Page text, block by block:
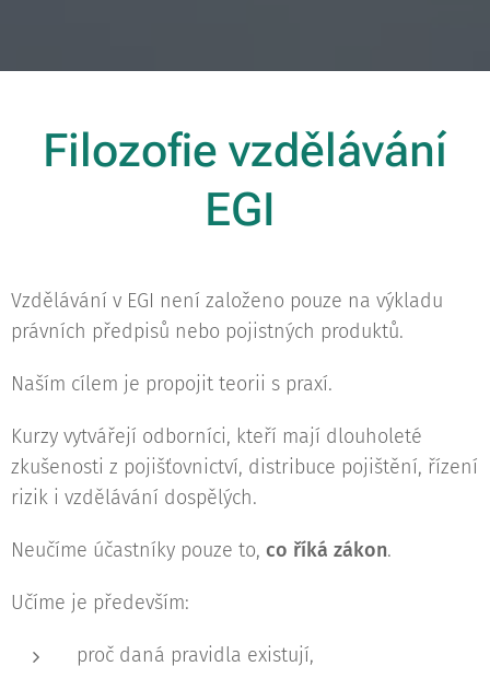
Filozofie vzdělávání
EGI
Vzdělávání v EGI není založeno pouze na výkladu
právních předpisů nebo pojistných produktů.
Naším cílem je propojit teorii s praxí.
Kurzy vytvářejí odborníci, kteří mají dlouholeté
zkušenosti z pojišťovnictví, distribuce pojištění, řízení
rizik i vzdělávání dospělých.
Neučíme účastníky pouze to, co říká zákon.
Učíme je především:
proč daná pravidla existují,